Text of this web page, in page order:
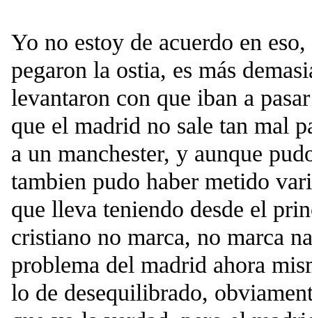
Yo no estoy de acuerdo en
pegaron la ostia, es más
levantaron con que iban a
que el madrid no sale tan mal
a un manchester, y aunque
tambien pudo haber metido
que lleva teniendo desde el
cristiano no marca, no marca
problema del madrid ahora
lo de desequilibrado,